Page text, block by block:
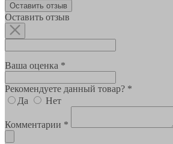
Оставить отзыв
Оставить отзыв
Ваша оценка *
Рекомендуете данный товар? *
Да
Нет
Комментарии *